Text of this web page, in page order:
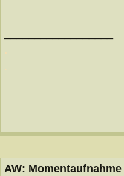
AW: Momentaufnahme